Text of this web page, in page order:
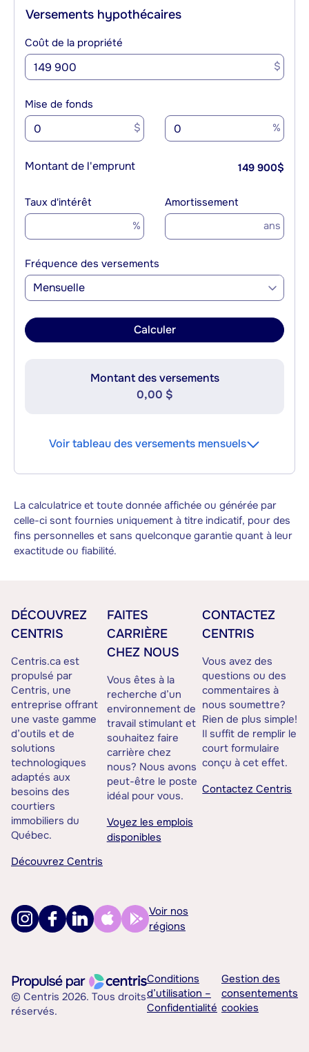
Versements hypothécaires
Coût de la propriété
$
Mise de fonds
$ %
Montant de l'emprunt 149 900$
Taux d'intérêt
%
Amortissement
ans
Fréquence des versements
Mensuelle
Calculer
Montant des versements
0,00 $
Voir tableau des versements mensuels
La calculatrice et toute donnée affichée ou générée par
celle-ci sont fournies uniquement à titre indicatif, pour des
fins personnelles et sans quelconque garantie quant à leur
exactitude ou fiabilité.
DÉCOUVREZ
CENTRIS
Centris.ca est
propulsé par
Centris, une
entreprise offrant
une vaste gamme
d’outils et de
solutions
technologiques
adaptés aux
besoins des
courtiers
immobiliers du
Québec.
Découvrez Centris
FAITES
CARRIÈRE
CHEZ NOUS
Vous êtes à la
recherche d’un
environnement de
travail stimulant et
souhaitez faire
carrière chez
nous? Nous avons
peut-être le poste
idéal pour vous.
Voyez les emplois
disponibles
CONTACTEZ
CENTRIS
Vous avez des
questions ou des
commentaires à
nous soumettre?
Rien de plus simple!
Il suffit de remplir le
court formulaire
conçu à cet effet.
Contactez Centris
Voir nos
régions
© Centris 2026. Tous droits
réservés.
Conditions
d’utilisation –
Confidentialité
Gestion des
consentements
cookies